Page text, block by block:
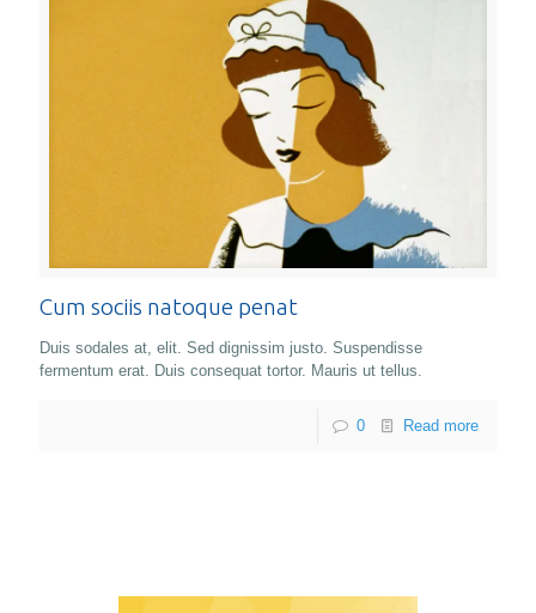
Cum sociis natoque penat
Duis sodales at, elit. Sed dignissim justo. Suspendisse
fermentum erat. Duis consequat tortor. Mauris ut tellus.
0 Read more